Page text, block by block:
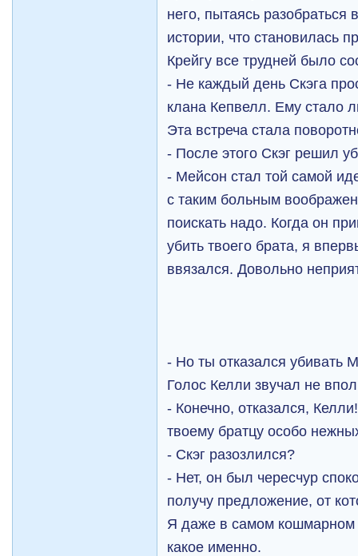
него, пытаясь разобраться
истории, что становилась
Крейгу все трудней было
- Не каждый день Скэга
клана Кепвелл. Ему стало
Эта встреча стала
- После этого Скэг решил
- Мейсон стал той самой
с таким больным
поискать надо. Когда он
убить твоего брата, я
ввязался. Довольно
- Но ты отказался убивать
Голос Келли звучал не
- Конечно, отказался,
твоему братцу особо
- Скэг разозлился?
- Нет, он был чересчур
получу предложение, от
Я даже в самом кошмарном
какое именно.